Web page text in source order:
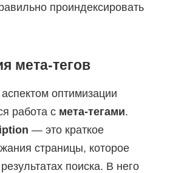
проиндексировать
мета-тегов
оптимизации
работа с мета-тегами.
— это краткое
страницы, которое
поиска. В него